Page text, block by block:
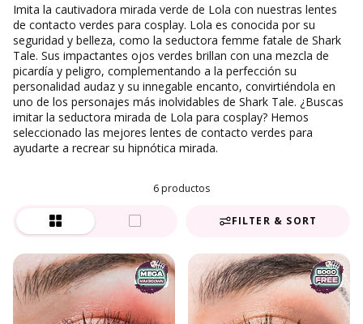
Imita la cautivadora mirada verde de Lola con nuestras lentes
de contacto verdes para cosplay. Lola es conocida por su
seguridad y belleza, como la seductora femme fatale de Shark
Tale. Sus impactantes ojos verdes brillan con una mezcla de
picardía y peligro, complementando a la perfección su
personalidad audaz y su innegable encanto, convirtiéndola en
uno de los personajes más inolvidables de Shark Tale. ¿Buscas
imitar la seductora mirada de Lola para cosplay? Hemos
seleccionado las mejores lentes de contacto verdes para
ayudarte a recrear su hipnótica mirada.
6 productos
FILTER & SORT